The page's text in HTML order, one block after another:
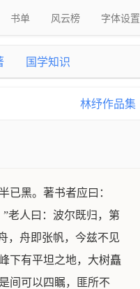
书单 风云榜 字体设置
国学知识
林纾作品集
已黑。著书者应曰：
老人曰：波尔既归，第
，舟即张帆，今兹不见
下有平坦之地，大树矗
间可以四瞩，匪所不